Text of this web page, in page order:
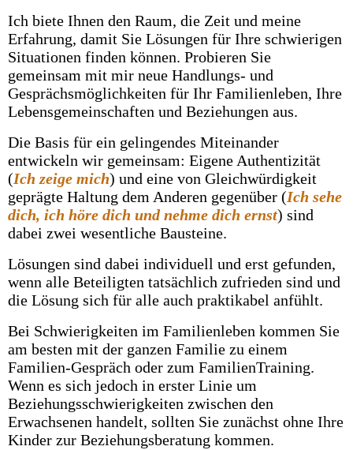
Ich biete Ihnen den Raum, die Zeit und meine
Erfahrung, damit Sie Lösungen für Ihre schwierigen
Situationen finden können. Probieren Sie
gemeinsam mit mir neue Handlungs- und
Gesprächsmöglichkeiten für Ihr Familienleben, Ihre
Lebensgemeinschaften und Beziehungen aus.
Die Basis für ein gelingendes Miteinander
entwickeln wir gemeinsam: Eigene Authentizität
(Ich zeige mich) und eine von Gleichwürdigkeit
geprägte Haltung dem Anderen gegenüber (Ich sehe
dich, ich höre dich und nehme dich ernst) sind
dabei zwei wesentliche Bausteine.
Lösungen sind dabei individuell und erst gefunden,
wenn alle Beteiligten tatsächlich zufrieden sind und
die Lösung sich für alle auch praktikabel anfühlt.
Bei Schwierigkeiten im Familienleben kommen Sie
am besten mit der ganzen Familie zu einem
Familien-Gespräch oder zum FamilienTraining.
Wenn es sich jedoch in erster Linie um
Beziehungsschwierigkeiten zwischen den
Erwachsenen handelt, sollten Sie zunächst ohne Ihre
Kinder zur Beziehungsberatung kommen.